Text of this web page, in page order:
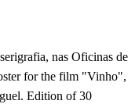
nas Oficinas de
for the film "Vinho",
Edition of 30